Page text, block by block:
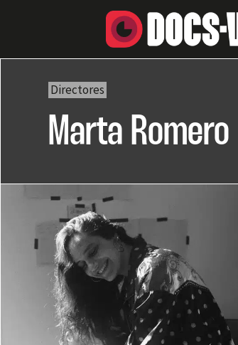
Directores
Marta Romero